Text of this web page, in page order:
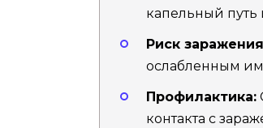
капельный путь
Риск
ослабленным
Профилактика:
контакта с